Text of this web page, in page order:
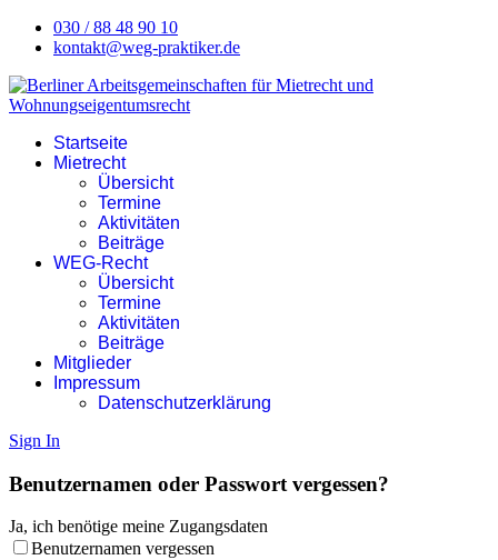
030 / 88 48 90 10
kontakt@weg-praktiker.de
Startseite
Mietrecht
Übersicht
Termine
Aktivitäten
Beiträge
WEG-Recht
Übersicht
Termine
Aktivitäten
Beiträge
Mitglieder
Impressum
Datenschutzerklärung
Sign In
Benutzernamen oder Passwort vergessen?
Ja, ich benötige meine Zugangsdaten
Benutzernamen vergessen